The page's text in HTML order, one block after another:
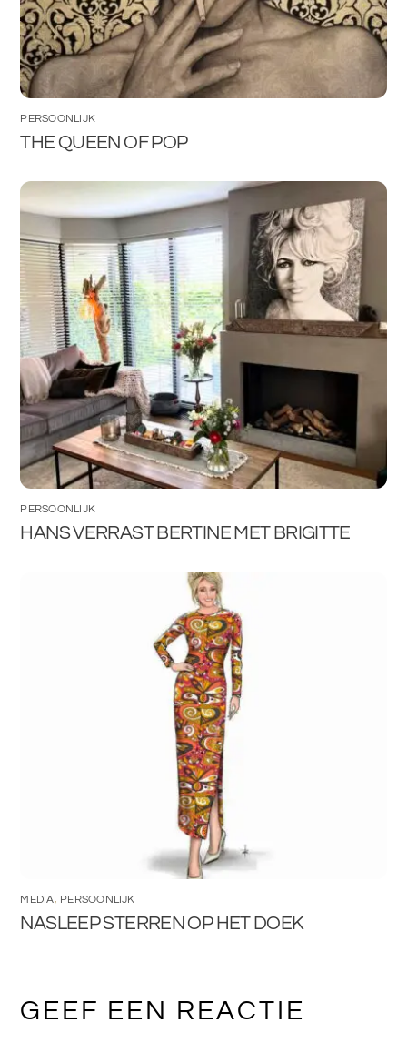
PERSOONLIJK
THE QUEEN OF POP
PERSOONLIJK
HANS VERRAST BERTINE MET BRIGITTE
MEDIA, PERSOONLIJK
NASLEEP STERREN OP HET DOEK
GEEF EEN REACTIE